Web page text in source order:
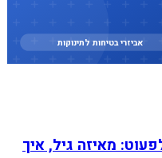
אביזרי בטיחות לתינוקות
מאיזה גיל, איך